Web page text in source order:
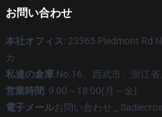
お問い合わせ
本社オフィス: 23365 Piedmont Rd
カ
私達の倉庫:No.16、西武市、浙江省
営業時間: 9:00～18:00(月～金)
電子メールお問い合わせ _